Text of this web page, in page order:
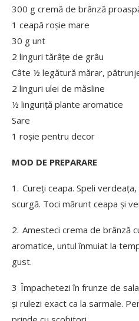
300 g cremă de brânză
1 ceapă roșie mare
30 g unt
2 linguri tărâțe de grâu
Câte ½ legătură mărar,
2 linguri ulei de măsline
½ linguriță plante aromatice
Sare
1 roșie pentru decor
MOD DE PREPARARE
1. Cureți ceapa. Speli
scurgă. Toci mărunt ceapa și
2. Amesteci crema de brânză
aromatice, untul înmuiat la
gust.
3 Împachetezi în frunze de
și rulezi exact ca la sarmale.